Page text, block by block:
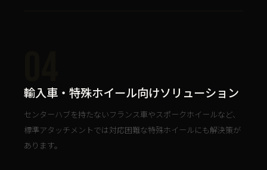
輸入車・特殊ホイール向けソリューション
センターハブを持たないフランス車やスポークホイールなど、
標準アタッチメントでは対応困難な特殊ホイールにも解決策が
あります。